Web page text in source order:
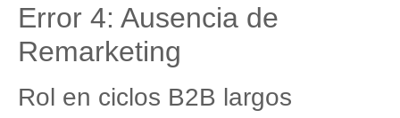
Error 4: Ausencia de
Remarketing
Rol en ciclos B2B largos